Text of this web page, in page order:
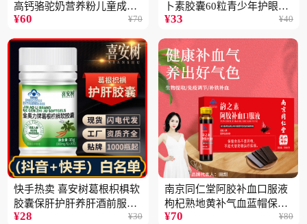
高钙骆驼奶营养粉儿童成人
中老年高蛋白4桶
¥60 ¥70
卜素胶囊60粒青少年护眼中
老年保健品一瓶
¥33 ¥40
快手热卖 喜安树葛根枳椇软
胶囊保肝护肝养肝酒前服用
保健品批发2瓶
¥28 ¥30
南京同仁堂阿胶补血口服液
枸杞熟地黄补气血蓝帽保健
品100ML
¥70 ¥80